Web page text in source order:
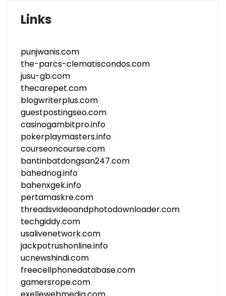
Links
punjwanis.com
the-parcs-clematiscondos.com
jusu-gb.com
thecarepet.com
blogwriterplus.com
guestpostingseo.com
casinogambitpro.info
pokerplaymasters.info
courseoncourse.com
bantinbatdongsan247.com
bahednog.info
bahenxgek.info
pertamaskre.com
threadsvideoandphotodownloader.com
techgiddy.com
usalivenetwork.com
jackpotrushonline.info
ucnewshindi.com
freecellphonedatabase.com
gamersrope.com